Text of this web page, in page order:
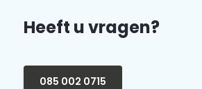
Heeft u vragen?
085 002 0715